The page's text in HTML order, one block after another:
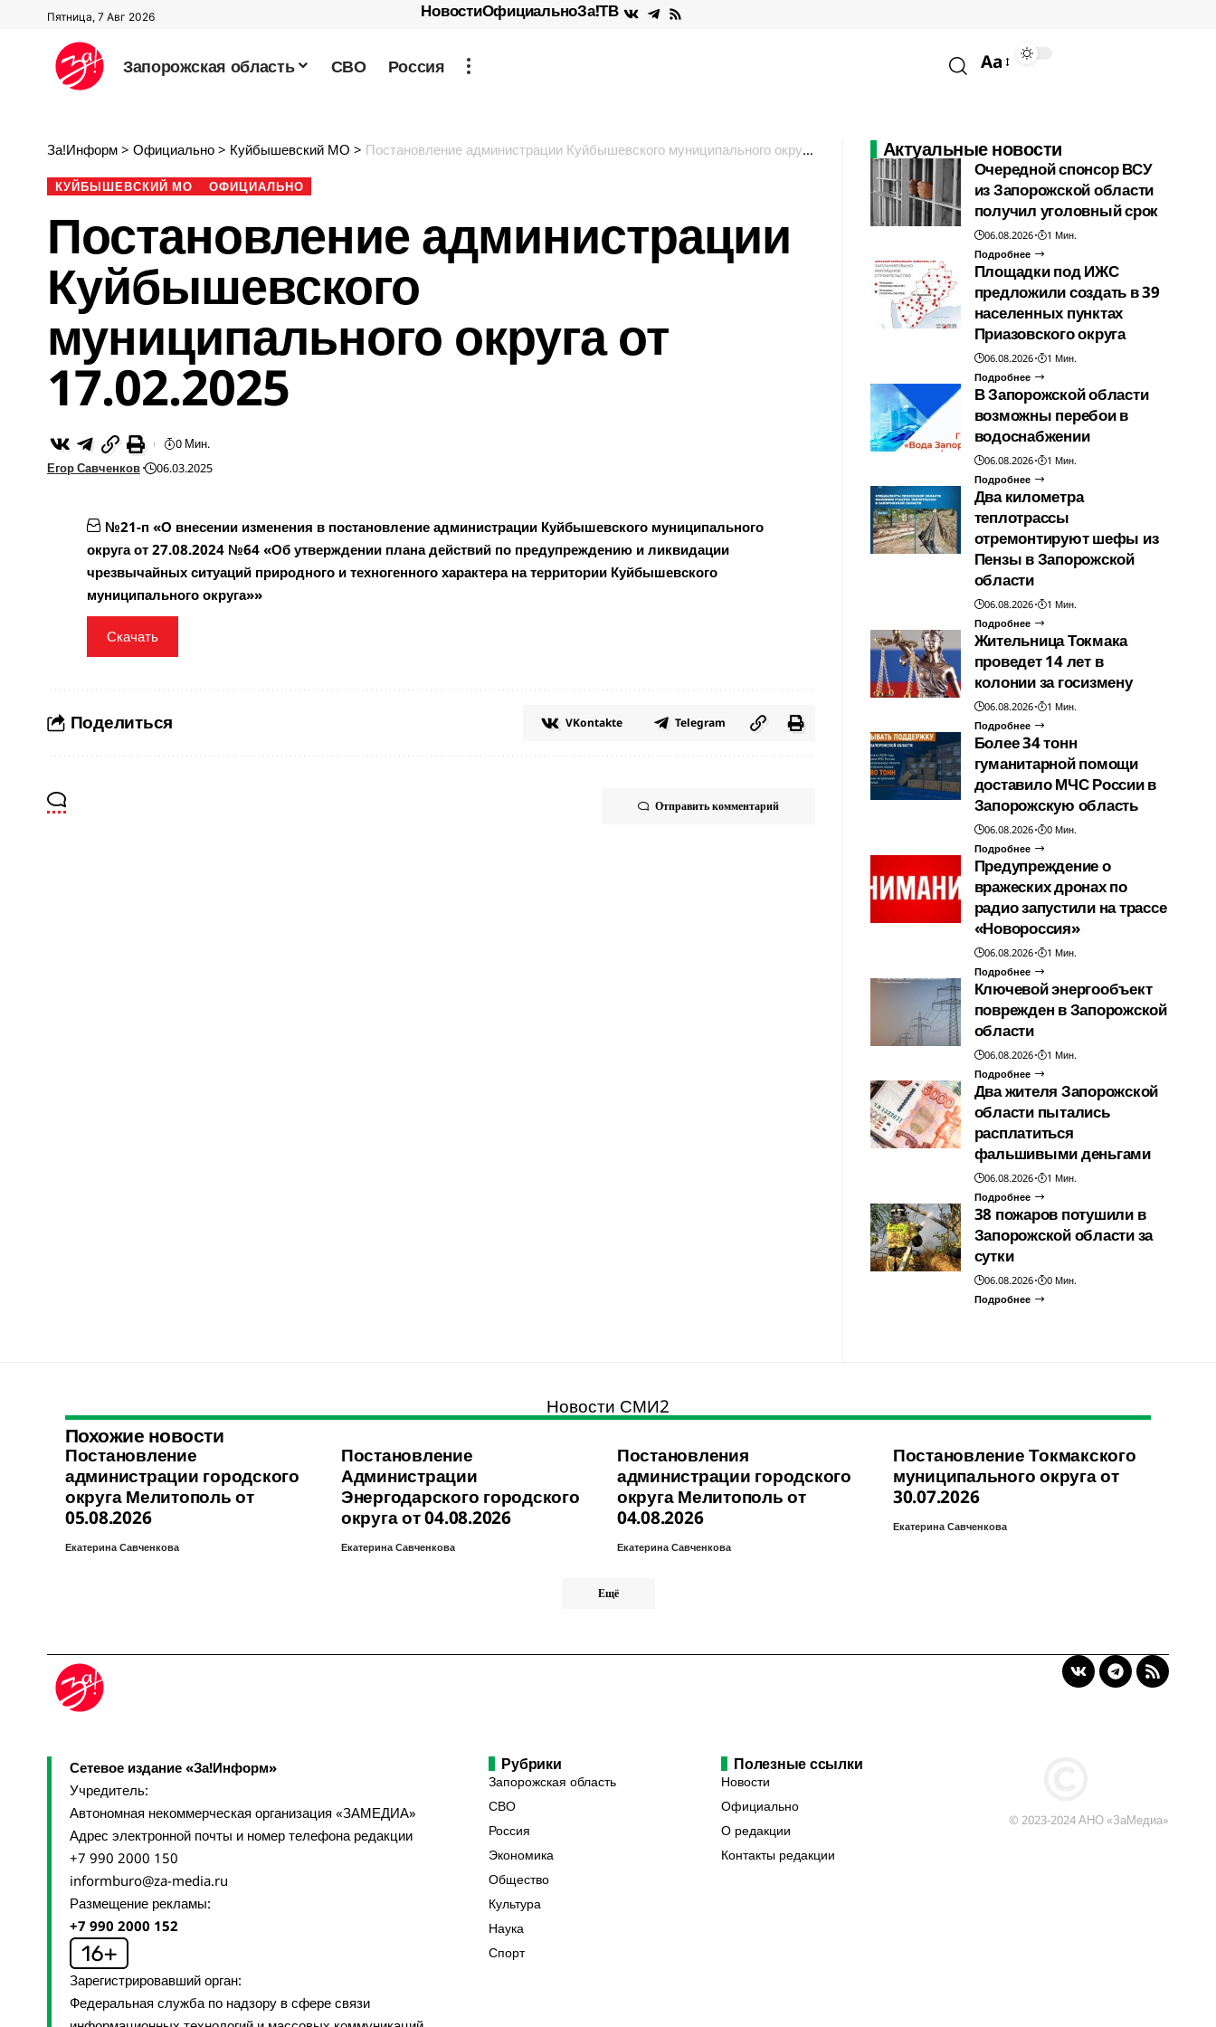
Пятница, 7 Авг 2026 НовостиОфициальноЗа!ТВ
Запорожская область СВО Россия Aa
За!Информ > Официально > Куйбышевский МО > Постановление администрации Куйбышевского муниципального округа от 17.02.2025
КУЙБЫШЕВСКИЙ МО ОФИЦИАЛЬНО
Постановление администрации
Куйбышевского
муниципального округа от
17.02.2025
Егор Савченков 06.03.2025
0 Мин.
№21-п «О внесении изменения в постановление администрации Куйбышевского муниципального
округа от 27.08.2024 №64 «Об утверждении плана действий по предупреждению и ликвидации
чрезвычайных ситуаций природного и техногенного характера на территории Куйбышевского
муниципального округа»»
Скачать
Поделиться VKontakte Telegram
Отправить комментарий
Актуальные новости
Очередной спонсор ВСУ
из Запорожской области
получил уголовный срок
06.08.2026
1 Мин.
Подробнее
Площадки под ИЖС
предложили создать в 39
населенных пунктах
Приазовского округа
06.08.2026
1 Мин.
Подробнее
В Запорожской области
возможны перебои в
водоснабжении
06.08.2026
1 Мин.
Подробнее
Два километра
теплотрассы
отремонтируют шефы из
Пензы в Запорожской
области
06.08.2026
1 Мин.
Подробнее
Жительница Токмака
проведет 14 лет в
колонии за госизмену
06.08.2026
1 Мин.
Подробнее
Более 34 тонн
гуманитарной помощи
доставило МЧС России в
Запорожскую область
06.08.2026
0 Мин.
Подробнее
Предупреждение о
вражеских дронах по
радио запустили на трассе
«Новороссия»
06.08.2026
1 Мин.
Подробнее
Ключевой энергообъект
поврежден в Запорожской
области
06.08.2026
1 Мин.
Подробнее
Два жителя Запорожской
области пытались
расплатиться
фальшивыми деньгами
06.08.2026
1 Мин.
Подробнее
38 пожаров потушили в
Запорожской области за
сутки
06.08.2026
0 Мин.
Подробнее
Новости СМИ2
Похожие новости
Постановление
администрации городского
округа Мелитополь от
05.08.2026
Екатерина Савченкова
Постановление
Администрации
Энергодарского городского
округа от 04.08.2026
Екатерина Савченкова
Постановления
администрации городского
округа Мелитополь от
04.08.2026
Екатерина Савченкова
Постановление Токмакского
муниципального округа от
30.07.2026
Екатерина Савченкова
Ещё
Сетевое издание «За!Информ»
Учредитель:
Автономная некоммерческая организация «ЗАМЕДИА»
Адрес электронной почты и номер телефона редакции
+7 990 2000 150
informburo@za-media.ru
Размещение рекламы:
+7 990 2000 152
Зарегистрировавший орган:
Федеральная служба по надзору в сфере связи
Рубрики
Запорожская область
СВО
Россия
Экономика
Общество
Культура
Наука
Спорт
Полезные ссылки
Новости
Официально
О редакции
Контакты редакции
© 2023-2024 АНО «ЗаМедиа»